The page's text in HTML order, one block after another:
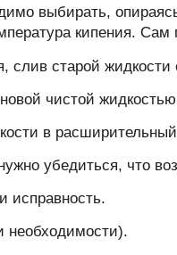
выбирать,
кипения.
слив старой
чистой
в
убедиться, что
исправность.
необходимости).